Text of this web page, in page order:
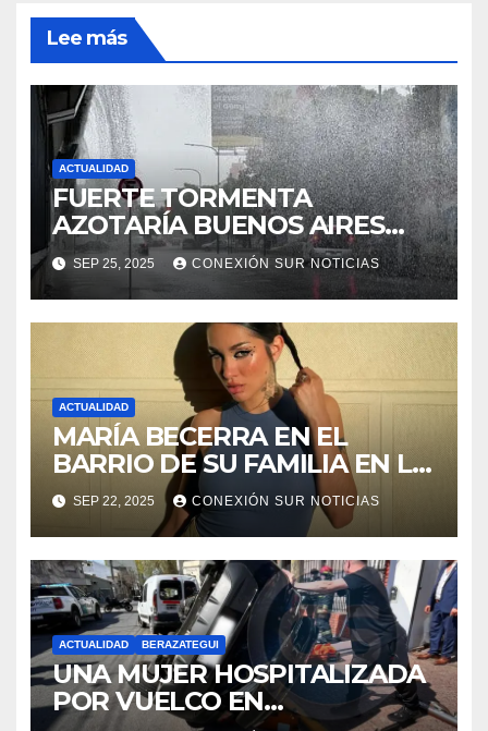
Lee más
ACTUALIDAD
FUERTE TORMENTA
AZOTARÍA BUENOS AIRES
ESTE FIN DE SEMANA
SEP 25, 2025 CONEXIÓN SUR NOTICIAS
ACTUALIDAD
MARÍA BECERRA EN EL
BARRIO DE SU FAMILIA EN LA
PLATA
SEP 22, 2025 CONEXIÓN SUR NOTICIAS
ACTUALIDAD BERAZATEGUI
UNA MUJER HOSPITALIZADA
POR VUELCO EN